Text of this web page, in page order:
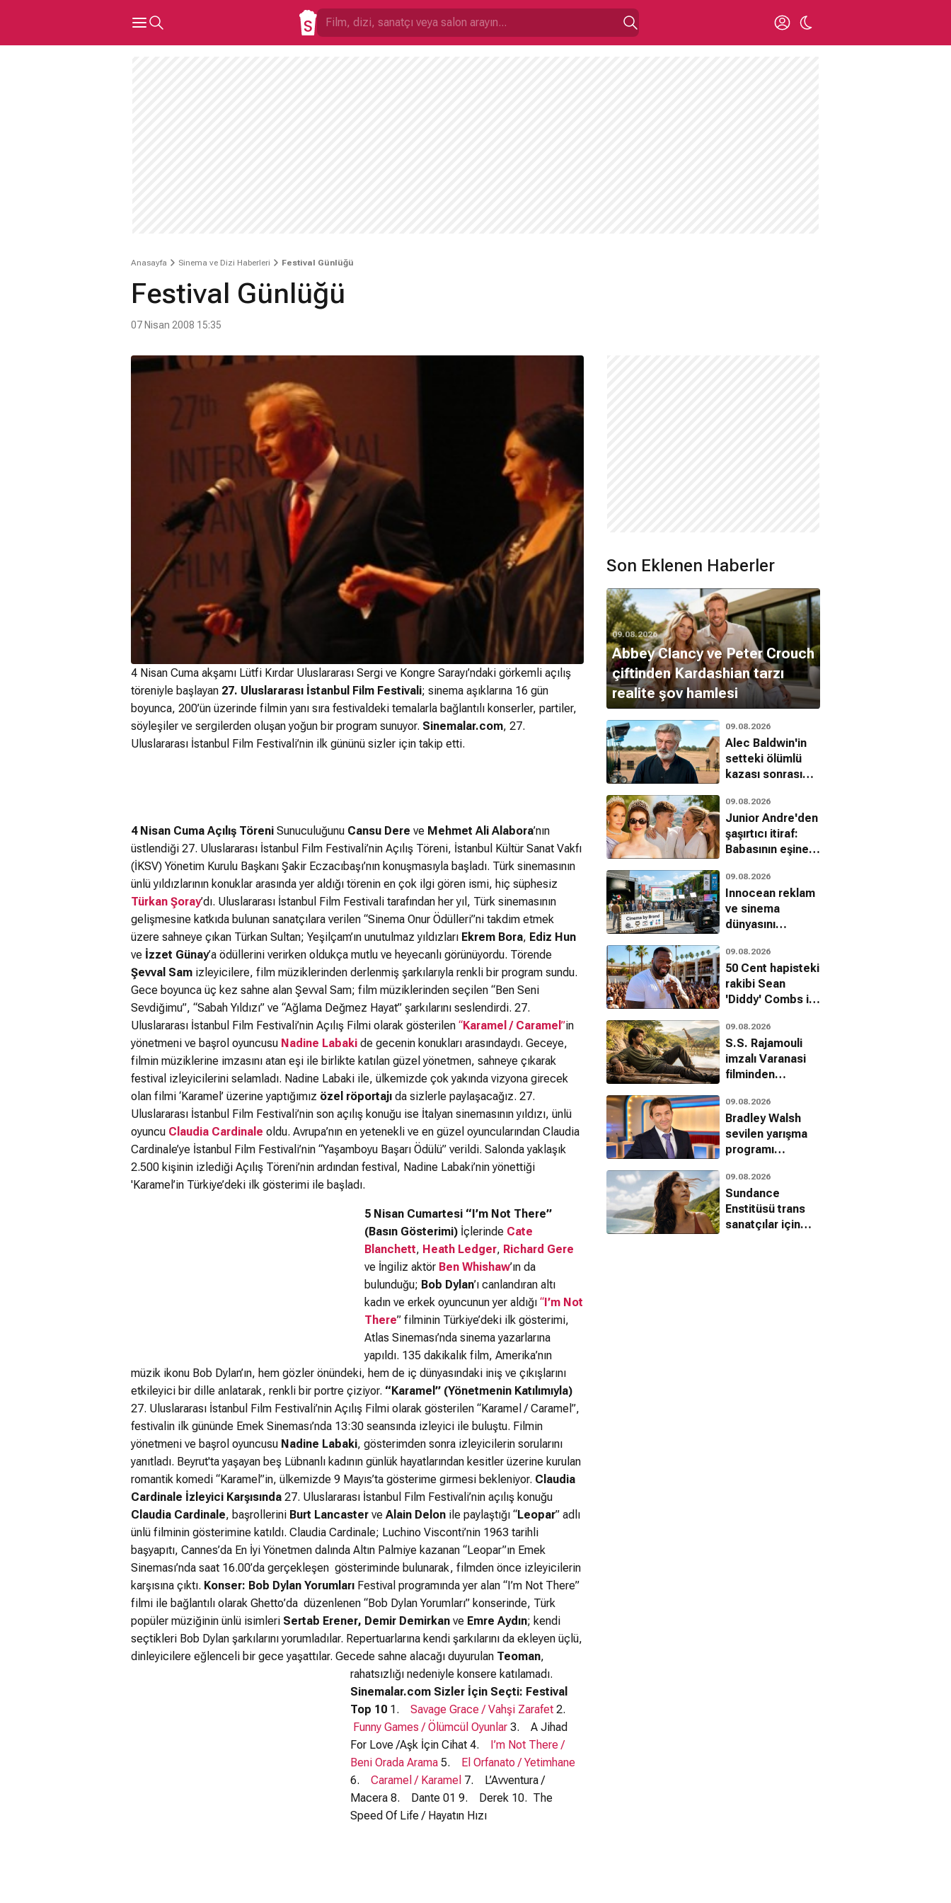
Anasayfa Sinema ve Dizi Haberleri Festival Günlüğü
Festival Günlüğü
07 Nisan 2008 15:35
4 Nisan Cuma akşamı Lütfi Kırdar Uluslararası Sergi ve Kongre Sarayı’ndaki görkemli açılış
töreniyle başlayan 27. Uluslararası İstanbul Film Festivali; sinema aşıklarına 16 gün
boyunca, 200’ün üzerinde filmin yanı sıra festivaldeki temalarla bağlantılı konserler, partiler,
söyleşiler ve sergilerden oluşan yoğun bir program sunuyor. Sinemalar.com, 27.
Uluslararası İstanbul Film Festivali’nin ilk gününü sizler için takip etti.
4 Nisan Cuma Açılış Töreni Sunuculuğunu Cansu Dere ve Mehmet Ali Alabora’nın
üstlendiği 27. Uluslararası İstanbul Film Festivali’nin Açılış Töreni, İstanbul Kültür Sanat Vakfı
(İKSV) Yönetim Kurulu Başkanı Şakir Eczacıbaşı’nın konuşmasıyla başladı. Türk sinemasının
ünlü yıldızlarının konuklar arasında yer aldığı törenin en çok ilgi gören ismi, hiç süphesiz
Türkan Şoray’dı. Uluslararası İstanbul Film Festivali tarafından her yıl, Türk sinemasının
gelişmesine katkıda bulunan sanatçılara verilen “Sinema Onur Ödülleri”ni takdim etmek
üzere sahneye çıkan Türkan Sultan; Yeşilçam’ın unutulmaz yıldızları Ekrem Bora, Ediz Hun
ve İzzet Günay’a ödüllerini verirken oldukça mutlu ve heyecanlı görünüyordu. Törende
Şevval Sam izleyicilere, film müziklerinden derlenmiş şarkılarıyla renkli bir program sundu.
Gece boyunca üç kez sahne alan Şevval Sam; film müziklerinden seçilen “Ben Seni
Sevdiğimu”, “Sabah Yıldızı” ve “Ağlama Değmez Hayat” şarkılarını seslendirdi. 27.
Uluslararası İstanbul Film Festivali’nin Açılış Filmi olarak gösterilen “Karamel / Caramel ”in
yönetmeni ve başrol oyuncusu Nadine Labaki de gecenin konukları arasındaydı. Geceye,
filmin müziklerine imzasını atan eşi ile birlikte katılan güzel yönetmen, sahneye çıkarak
festival izleyicilerini selamladı. Nadine Labaki ile, ülkemizde çok yakında vizyona girecek
olan filmi ‘Karamel’ üzerine yaptığımız özel röportajı da sizlerle paylaşacağız. 27.
Uluslararası İstanbul Film Festivali’nin son açılış konuğu ise İtalyan sinemasının yıldızı, ünlü
oyuncu Claudia Cardinale oldu. Avrupa’nın en yetenekli ve en güzel oyuncularından Claudia
Cardinale’ye İstanbul Film Festivali’nin “Yaşamboyu Başarı Ödülü” verildi. Salonda yaklaşık
2.500 kişinin izlediği Açılış Töreni’nin ardından festival, Nadine Labaki’nin yönettiği
'Karamel’in Türkiye’deki ilk gösterimi ile başladı.
5 Nisan Cumartesi “I’m Not There”
(Basın Gösterimi) İçlerinde Cate
Blanchett, Heath Ledger, Richard Gere
ve İngiliz aktör Ben Whishaw’ın da
bulunduğu; Bob Dylan’ı canlandıran altı
kadın ve erkek oyuncunun yer aldığı “I’m Not
There” filminin Türkiye’deki ilk gösterimi,
Atlas Sineması’nda sinema yazarlarına
yapıldı. 135 dakikalık film, Amerika’nın
müzik ikonu Bob Dylan’ın, hem gözler önündeki, hem de iç dünyasındaki iniş ve çıkışlarını
etkileyici bir dille anlatarak, renkli bir portre çiziyor. “Karamel” (Yönetmenin Katılımıyla)
27. Uluslararası İstanbul Film Festivali’nin Açılış Filmi olarak gösterilen “Karamel / Caramel”,
festivalin ilk gününde Emek Sineması’nda 13:30 seansında izleyici ile buluştu. Filmin
yönetmeni ve başrol oyuncusu Nadine Labaki, gösterimden sonra izleyicilerin sorularını
yanıtladı. Beyrut'ta yaşayan beş Lübnanlı kadının günlük hayatlarından kesitler üzerine kurulan
romantik komedi “Karamel”in, ülkemizde 9 Mayıs’ta gösterime girmesi bekleniyor. Claudia
Cardinale İzleyici Karşısında 27. Uluslararası İstanbul Film Festivali’nin açılış konuğu
Claudia Cardinale, başrollerini Burt Lancaster ve Alain Delon ile paylaştığı “Leopar” adlı
ünlü filminin gösterimine katıldı. Claudia Cardinale; Luchino Visconti’nin 1963 tarihli
başyapıtı, Cannes’da En İyi Yönetmen dalında Altın Palmiye kazanan “Leopar”ın Emek
Sineması’nda saat 16.00’da gerçekleşen gösteriminde bulunarak, filmden önce izleyicilerin
karşısına çıktı. Konser: Bob Dylan Yorumları Festival programında yer alan “I’m Not There”
filmi ile bağlantılı olarak Ghetto’da düzenlenen “Bob Dylan Yorumları” konserinde, Türk
popüler müziğinin ünlü isimleri Sertab Erener, Demir Demirkan ve Emre Aydın; kendi
seçtikleri Bob Dylan şarkılarını yorumladılar. Repertuarlarına kendi şarkılarını da ekleyen üçlü,
dinleyicilere eğlenceli bir gece yaşattılar. Gecede sahne alacağı duyurulan Teoman,
rahatsızlığı nedeniyle konsere katılamadı.
Sinemalar.com Sizler İçin Seçti: Festival
Top 10 1. Savage Grace / Vahşi Zarafet 2.
Funny Games / Ölümcül Oyunlar 3. A Jihad
For Love /Aşk İçin Cihat 4. I’m Not There /
Beni Orada Arama 5. El Orfanato / Yetimhane
6. Caramel / Karamel 7. L’Avventura /
Macera 8. Dante 01 9. Derek 10. The
Speed Of Life / Hayatın Hızı
Son Eklenen Haberler
09.08.2026
Abbey Clancy ve Peter Crouch
çiftinden Kardashian tarzı
realite şov hamlesi
09.08.2026
Alec Baldwin'in
setteki ölümlü
kazası sonrası
mücadelesinde
yeni gelişme
09.08.2026
Junior Andre'den
şaşırtıcı itiraf:
Babasının eşine
09.08.2026
Innocean reklam
ve sinema
dünyasını
Cinema by Brand
girişimini başlattı
09.08.2026
50 Cent hapisteki
rakibi Sean
'Diddy' Combs ile
09.08.2026
S.S. Rajamouli
imzalı Varanasi
filminden
yeni kareleri
paylaşıldı
09.08.2026
Bradley Walsh
sevilen yarışma
programı
veda etti
09.08.2026
Sundance
Enstitüsü trans
sanatçılar için